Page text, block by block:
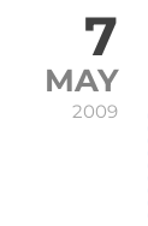
7
MAY
2009